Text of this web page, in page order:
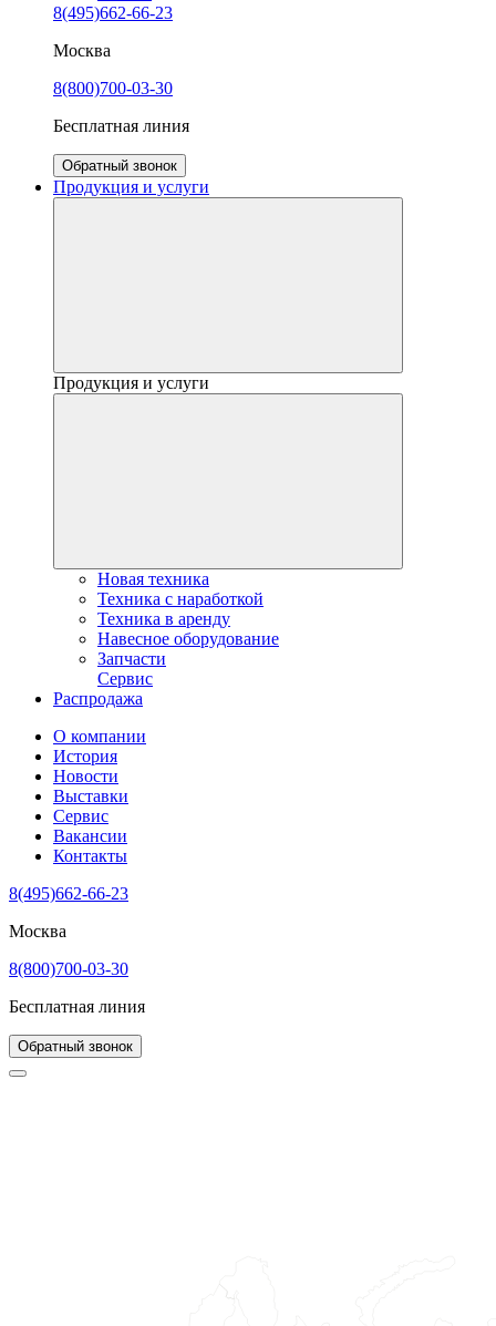
8(495)662-66-23
Москва
8(800)700-03-30
Бесплатная линия
Обратный звонок
Продукция и услуги
Продукция и услуги
Новая техника
Техника с наработкой
Техника в аренду
Навесное оборудование
Запчасти
Сервис
Распродажа
О компании
История
Новости
Выставки
Сервис
Вакансии
Контакты
8(495)662-66-23
Москва
8(800)700-03-30
Бесплатная линия
Обратный звонок